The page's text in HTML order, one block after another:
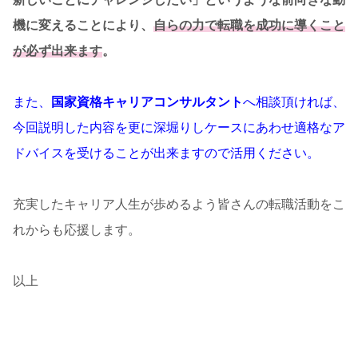
機に変えることにより、 自らの力で転職を成功に導くこと
が必ず出来ます。
また、 国家資格キャリアコンサルタントへ相談頂ければ、
今回説明した内容を更に深堀りしケースにあわせ適格なア
ドバイスを受けることが出来ますので活用ください。
充実したキャリア人生が歩めるよう皆さんの転職活動をこ
れからも応援します。
以上